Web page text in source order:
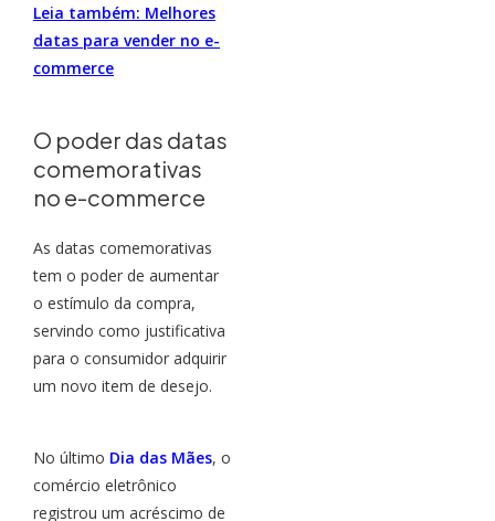
Leia também: Melhores
datas para vender no e-
commerce
O poder das datas
comemorativas
no e-commerce
As datas comemorativas
tem o poder de aumentar
o estímulo da compra,
servindo como justificativa
para o consumidor adquirir
um novo item de desejo.
No último Dia das Mães, o
comércio eletrônico
registrou um acréscimo de